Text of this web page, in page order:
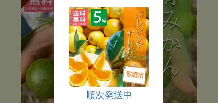
順次発送中